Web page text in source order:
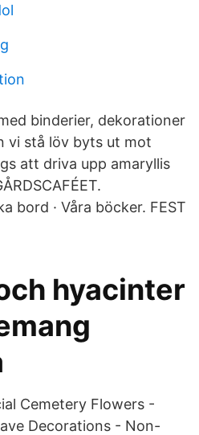
binderier, dekorationer
vi stå löv byts ut mot
att driva upp amaryllis
bord · Våra böcker. FEST
hyacinter
Cemetery Flowers -
Decorations - Non-